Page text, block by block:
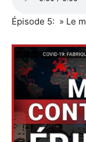
Épisode 5: » Le